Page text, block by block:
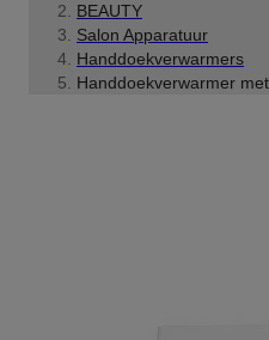
BEAUTY
Salon Apparatuur
Handdoekverwarmers
Handdoekverwarmer